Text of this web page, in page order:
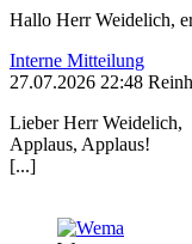
Hallo Herr Weidelich,
Interne Mitteilung
27.07.2026 22:48
Lieber Herr Weidelich,
Applaus, Applaus!
[...]